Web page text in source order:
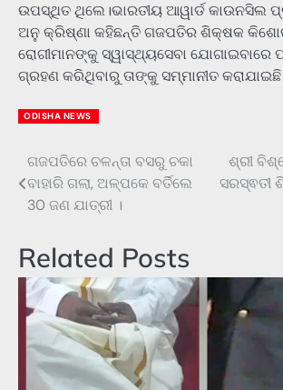
ଉପସ୍ଥିତ ଥିଲେ।ଭାରତୀୟ ଆୱାର୍ଡ କାଉନସିଲ
ଅନୁ କ୍ରିଷ୍ଣା କହିଛନ୍ତି ଗଜପତିର ଶିକ୍ଷକ
ରୋଗୀମାନଙ୍କୁ ସ୍ୱାସ୍ଥ୍ୟସେବା ଯୋଗାଇବାରେ
ଗ୍ରହଣ କରିଥିବାରୁ ତାଙ୍କୁ ସମ୍ମାନୀତ କରାଯାଇଛି
ODISHA NEWS
Post
navigation
ଗଜପତିରେ ଚଳନ୍ତା ବସରୁ ଚକା
ବାହାରି ଗଲା, ଅଳ୍ପକେ ବର୍ତିଲେ
30 ଜଣ ଯାତ୍ରୀ ।
ଶ୍ରୀ
ସରସ୍ଵତୀ
Related Posts